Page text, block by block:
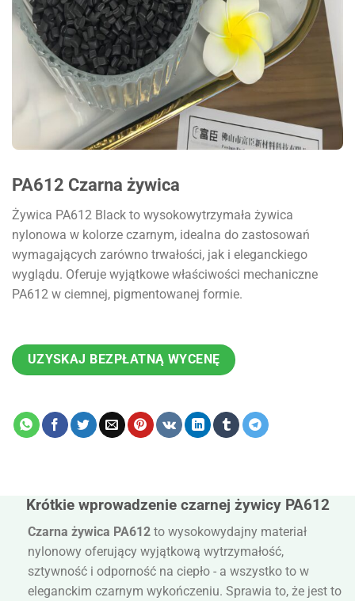
PA612 Czarna żywica
Żywica PA612 Black to wysokowytrzymała żywica
nylonowa w kolorze czarnym, idealna do zastosowań
wymagających zarówno trwałości, jak i eleganckiego
wyglądu. Oferuje wyjątkowe właściwości mechaniczne
PA612 w ciemnej, pigmentowanej formie.
UZYSKAJ BEZPŁATNĄ WYCENĘ
Krótkie wprowadzenie czarnej żywicy PA612
Czarna żywica PA612 to wysokowydajny materiał
nylonowy oferujący wyjątkową wytrzymałość,
sztywność i odporność na ciepło - a wszystko to w
eleganckim czarnym wykończeniu. Sprawia to, że jest to